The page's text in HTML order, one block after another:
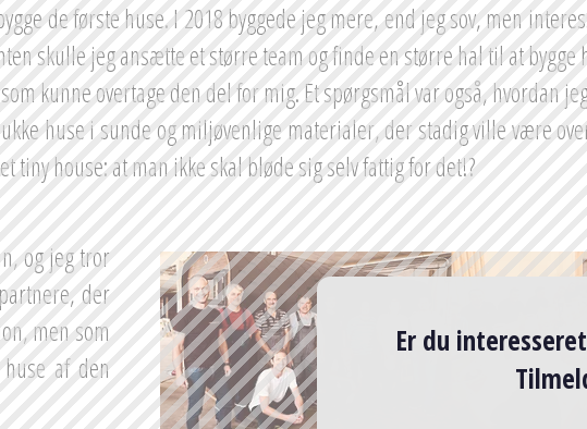
de første huse. I 2018 byggede jeg mere, end jeg sov, men
skulle jeg ansætte et større team og finde en større hal til at
kunne overtage den del for mig. Et spørgsmål var også, hvordan
huse i sunde og miljøvenlige materialer, der stadig ville være
tiny house: at man ikke skal bløde sig selv fattig for det!?
og jeg tror
der
men som
af den
Er du